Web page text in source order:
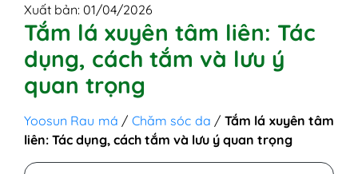
Xuất bản: 01/04/2026
Tắm lá xuyên tâm liên: Tác
dụng, cách tắm và lưu ý
quan trọng
Yoosun Rau má / Chăm sóc da / Tắm lá xuyên tâm
liên: Tác dụng, cách tắm và lưu ý quan trọng